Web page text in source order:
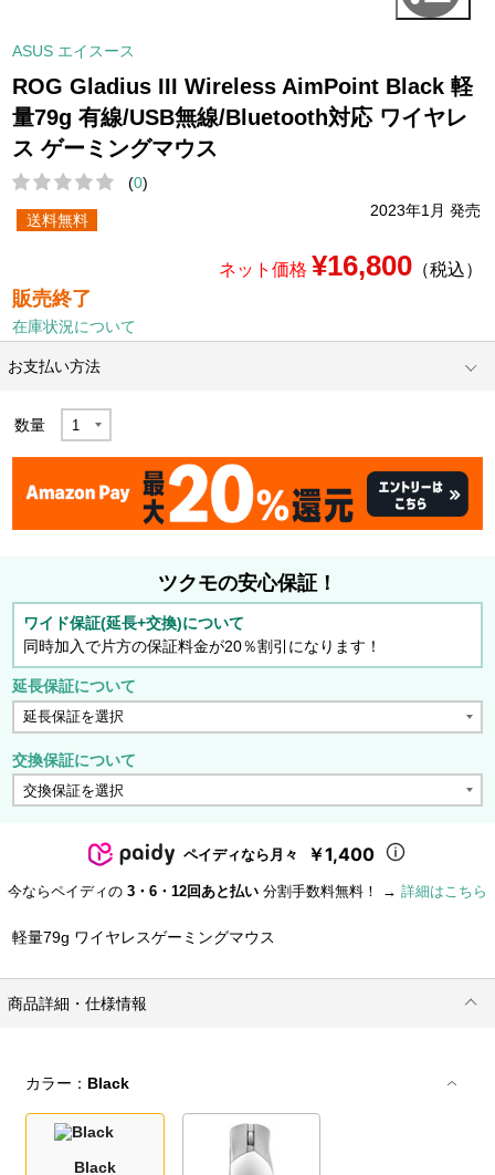
ASUS エイスース
ROG Gladius III Wireless AimPoint Black 軽
量79g 有線/USB無線/Bluetooth対応 ワイヤレ
ス ゲーミングマウス
(0)
2023年1月 発売
送料無料
ネット価格 ¥16,800（税込）
販売終了
在庫状況について
お支払い方法
数量
ツクモの安心保証！
ワイド保証(延長+交換)について
同時加入で片方の保証料金が20％割引になります！
延長保証について
交換保証について
ペイディなら月々 ￥1,400
今ならペイディの 3・6・12回あと払い 分割手数料無料！ → 詳細はこちら
軽量79g ワイヤレスゲーミングマウス
商品詳細・仕様情報
カラー： Black
Black